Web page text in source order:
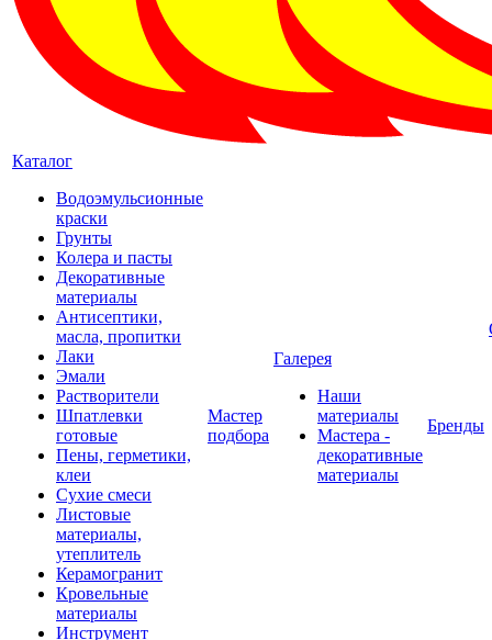
Каталог
Водоэмульсионные
краски
Грунты
Колера и пасты
Декоративные
материалы
Антисептики,
масла, пропитки
Лаки
Эмали
Растворители
Шпатлевки
готовые
Пены, герметики,
клеи
Сухие смеси
Листовые
материалы,
утеплитель
Керамогранит
Кровельные
материалы
Инструмент
Мастер
подбора
Галерея
Наши
материалы
Мастера -
декоративные
материалы
Бренды